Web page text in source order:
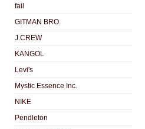
fail
GITMAN BRO.
J.CREW
KANGOL
Levi's
Mystic Essence Inc.
NIKE
Pendleton